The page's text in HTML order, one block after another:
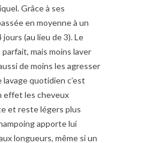
Grâce à ses
en moyenne à un
(au lieu de 3). Le
mais moins laver
de moins les agresser
lavage quotidien c’est
effet les cheveux
et reste légers plus
apporte lui
longueurs, même si un